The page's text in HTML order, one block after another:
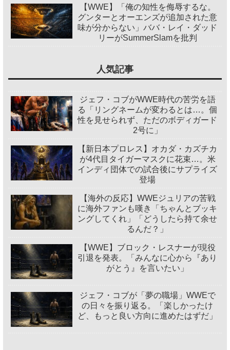
【WWE】「俺の知性を侮辱するな。
グンターとオーエンズが追加された意
味が分からない」ババ・レイ・ダッド
リーがSummerSlamを批判
人気記事
ジェフ・コブがWWE時代の苦労を語
る「リングネームが変わるとは…。個
性を見せられず、ただのボディガード
2号に」
【新日本プロレス】オカダ・カズチカ
が4代目タイガーマスクに花束…。米
インディ団体での試合後にサプライズ
登場
【海外の反応】WWEジュリアの苦戦
に海外ファンも嘆き「ちゃんとブッキ
ングしてくれ」「どうしたら持て余せ
るんだ？」
【WWE】ブロック・レスナーが現役
引退を発表。「みんなに心から『あり
がとう』を言いたい」
ジェフ・コブが「夢の職場」WWEで
の日々を振り返る。「楽しかったけ
ど、もっと良い方向に進めたはずだ」